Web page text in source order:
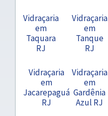
Vidraçaria
em
Taquara
RJ
Vidraçaria
em
Tanque
RJ
Vidraçaria
em
Jacarepaguá
RJ
Vidraçaria
em
Gardênia
Azul RJ